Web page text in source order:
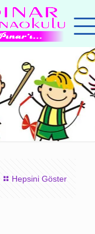
Hepsini Göster